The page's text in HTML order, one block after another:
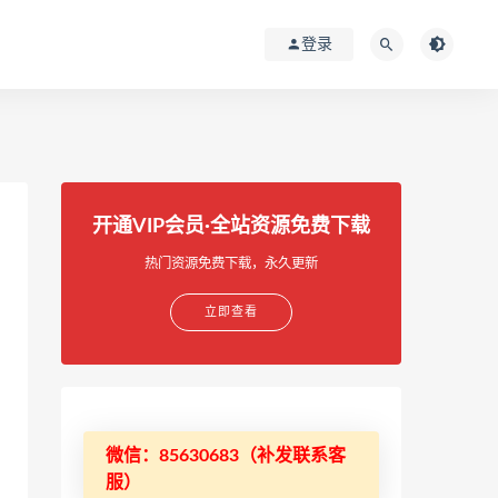
登录
开通VIP会员·全站资源免费下载
热门资源免费下载，永久更新
立即查看
微信：85630683（补发联系客
服）